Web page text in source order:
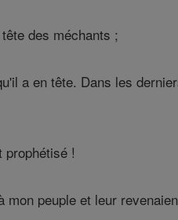
des méchants ;
a en tête. Dans les
!
peuple et leur